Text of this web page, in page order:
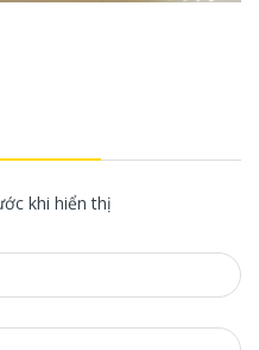
khi hiển thị